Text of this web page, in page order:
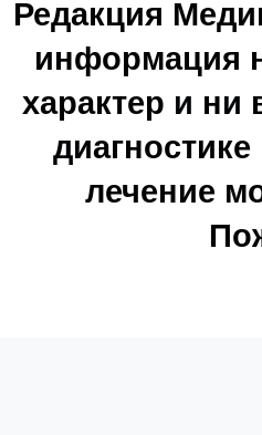
Редакция
информация
характер и ни
лечение